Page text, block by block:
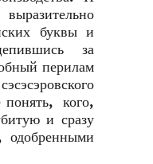
буквы и
за
перилам
понять, кого,
и сразу
одобренными